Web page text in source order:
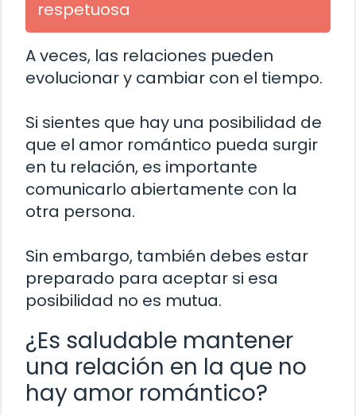
respetuosa
A veces, las relaciones pueden
evolucionar y cambiar con el tiempo.
Si sientes que hay una posibilidad de
que el amor romántico pueda surgir
en tu relación, es importante
comunicarlo abiertamente con la
otra persona.
Sin embargo, también debes estar
preparado para aceptar si esa
posibilidad no es mutua.
¿Es saludable mantener
una relación en la que no
hay amor romántico?